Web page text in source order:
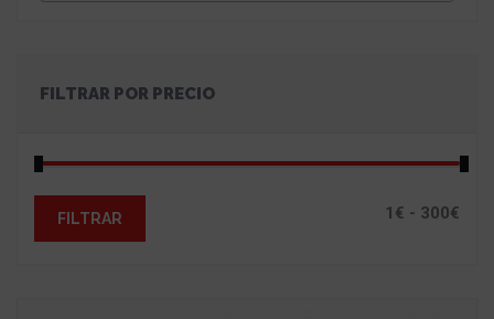
FILTRAR POR PRECIO
FILTRAR